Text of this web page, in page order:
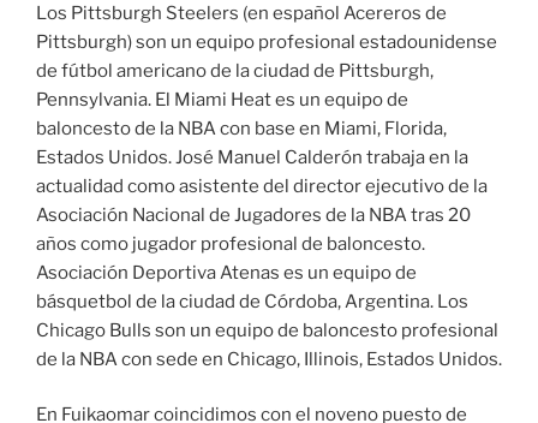
Los Pittsburgh Steelers (en español Acereros de
Pittsburgh) son un equipo profesional estadounidense
de fútbol americano de la ciudad de Pittsburgh,
Pennsylvania. El Miami Heat es un equipo de
baloncesto de la NBA con base en Miami, Florida,
Estados Unidos. José Manuel Calderón trabaja en la
actualidad como asistente del director ejecutivo de la
Asociación Nacional de Jugadores de la NBA tras 20
años como jugador profesional de baloncesto.
Asociación Deportiva Atenas es un equipo de
básquetbol de la ciudad de Córdoba, Argentina. Los
Chicago Bulls son un equipo de baloncesto profesional
de la NBA con sede en Chicago, Illinois, Estados Unidos.
En Fuikaomar coincidimos con el noveno puesto de